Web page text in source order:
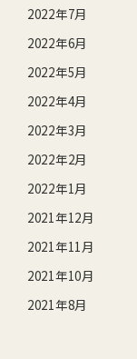
2022年7月
2022年6月
2022年5月
2022年4月
2022年3月
2022年2月
2022年1月
2021年12月
2021年11月
2021年10月
2021年8月